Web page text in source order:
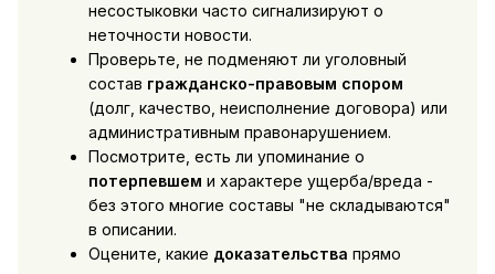
несостыковки часто сигнализируют о
неточности новости.
Проверьте, не подменяют ли уголовный
состав гражданско-правовым спором
(долг, качество, неисполнение договора) или
административным правонарушением.
Посмотрите, есть ли упоминание о
потерпевшем и характере ущерба/вреда -
без этого многие составы "не складываются"
в описании.
Оцените, какие доказательства прямо